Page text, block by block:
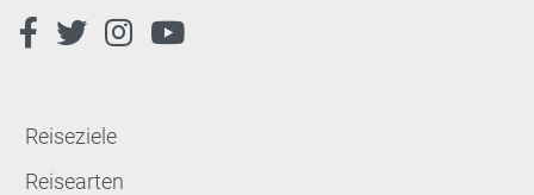
Reiseziele
Reisearten